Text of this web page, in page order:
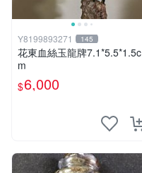
Y8199893271 145
花東血絲玉龍牌7.1*5.5*1.5c
m
$6,000